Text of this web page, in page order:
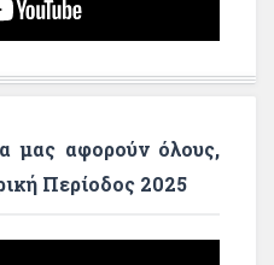
μας αφορούν όλους,
Περίοδος 2025